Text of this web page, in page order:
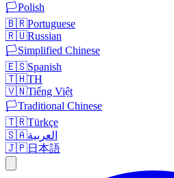
🏳️Polish
🇧🇷Portuguese
🇷🇺Russian
🏳️Simplified Chinese
🇪🇸Spanish
🇹🇭TH
🇻🇳Tiếng Việt
🏳️Traditional Chinese
🇹🇷Türkçe
🇸🇦العربية
🇯🇵日本語